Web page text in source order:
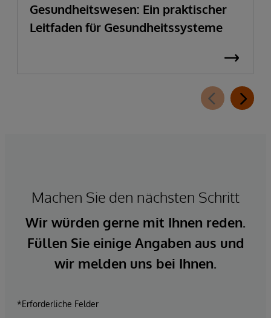
Gesundheitswesen: Ein praktischer
Leitfaden für Gesundheitssysteme
Machen Sie den nächsten Schritt
Wir würden gerne mit Ihnen reden.
Füllen Sie einige Angaben aus und
wir melden uns bei Ihnen.
*Erforderliche Felder